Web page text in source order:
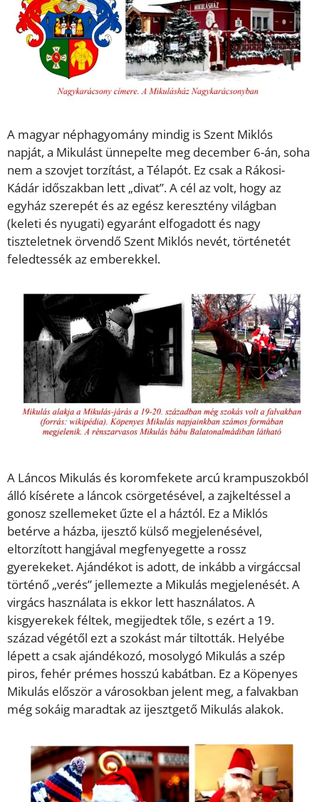
A magyar néphagyomány mindig is Szent Miklós
napját, a Mikulást ünnepelte meg december 6-án, soha
nem a szovjet torzítást, a Télapót. Ez csak a Rákosi-
Kádár időszakban lett „divat”. A cél az volt, hogy az
egyház szerepét és az egész keresztény világban
(keleti és nyugati) egyaránt elfogadott és nagy
tiszteletnek örvendő Szent Miklós nevét, történetét
feledtessék az emberekkel.
A Láncos Mikulás és koromfekete arcú krampuszokból
álló kísérete a láncok csörgetésével, a zajkeltéssel a
gonosz szellemeket űzte el a háztól. Ez a Miklós
betérve a házba, ijesztő külső megjelenésével,
eltorzított hangjával megfenyegette a rossz
gyerekeket. Ajándékot is adott, de inkább a virgáccsal
történő „verés” jellemezte a Mikulás megjelenését. A
virgács használata is ekkor lett használatos. A
kisgyerekek féltek, megijedtek tőle, s ezért a 19.
század végétől ezt a szokást már tiltották. Helyébe
lépett a csak ajándékozó, mosolygó Mikulás a szép
piros, fehér prémes hosszú kabátban. Ez a Köpenyes
Mikulás először a városokban jelent meg, a falvakban
még sokáig maradtak az ijesztgető Mikulás alakok.